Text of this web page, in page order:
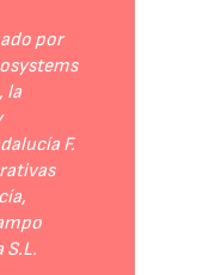
por
la
F.